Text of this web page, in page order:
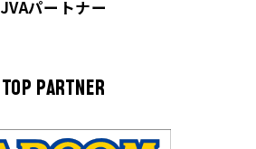
JVAパートナー
TOP PARTNER